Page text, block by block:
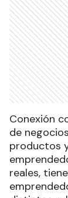
Conexión
de
productos
reales,